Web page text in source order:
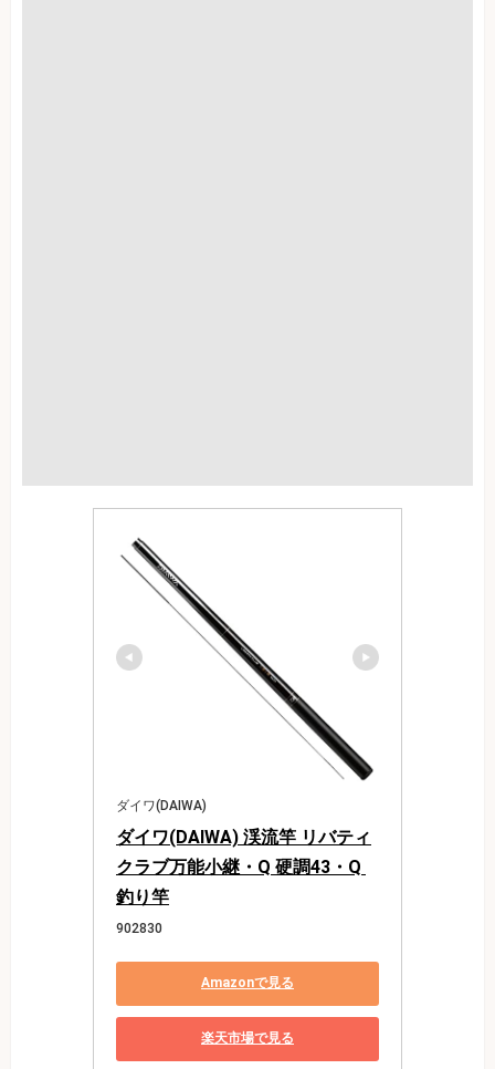
ダイワ(DAIWA)
ダイワ(DAIWA) 渓流竿 リバティ
クラブ万能小継・Q 硬調43・Q
釣り竿
902830
Amazonで見る
楽天市場で見る